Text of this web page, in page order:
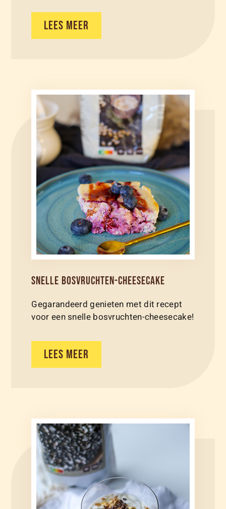
LEES MEER
SNELLE BOSVRUCHTEN-CHEESECAKE
Gegarandeerd genieten met dit recept
voor een snelle bosvruchten-cheesecake!
LEES MEER